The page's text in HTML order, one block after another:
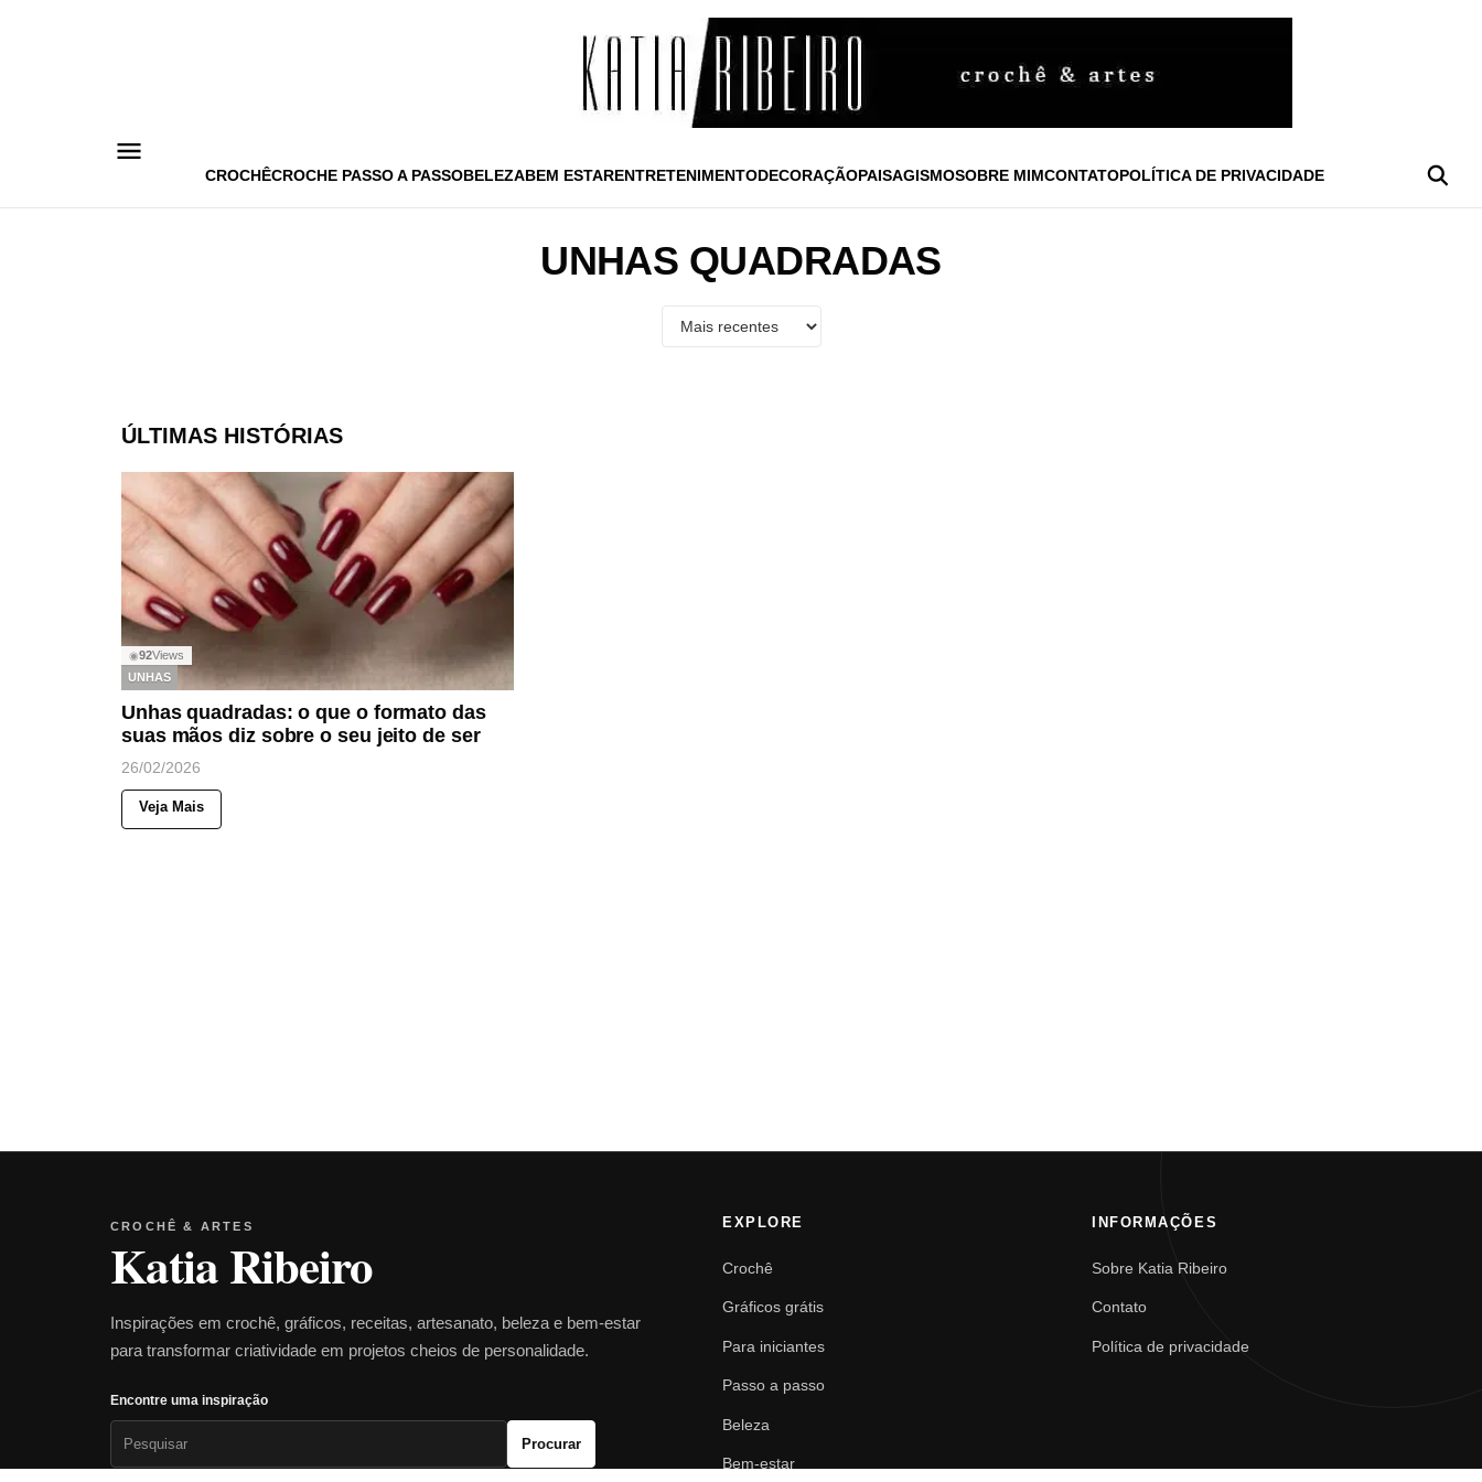
CROCHÊCROCHE PASSO A PASSOBELEZABEM ESTARENTRETENIMENTODECORAÇÃOPAISAGISMOSOBRE MIMCONTATOPOLÍTICA DE PRIVACIDADE
UNHAS QUADRADAS
ÚLTIMAS HISTÓRIAS
◉92Views
UNHAS
Unhas quadradas: o que o formato das
suas mãos diz sobre o seu jeito de ser
26/02/2026
Veja Mais
CROCHÊ & ARTES
Katia Ribeiro
Inspirações em crochê, gráficos, receitas, artesanato, beleza e bem-estar
para transformar criatividade em projetos cheios de personalidade.
Encontre uma inspiração
Procurar
EXPLORE
Crochê
Gráficos grátis
Para iniciantes
Passo a passo
Beleza
Bem-estar
INFORMAÇÕES
Sobre Katia Ribeiro
Contato
Política de privacidade